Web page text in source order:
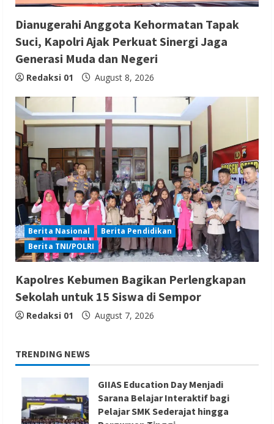
Dianugerahi Anggota Kehormatan Tapak
Suci, Kapolri Ajak Perkuat Sinergi Jaga
Generasi Muda dan Negeri
Redaksi 01 August 8, 2026
Berita Nasional
Berita Pendidikan
Berita TNI/POLRI
Kapolres Kebumen Bagikan Perlengkapan
Sekolah untuk 15 Siswa di Sempor
Redaksi 01 August 7, 2026
TRENDING NEWS
GIIAS Education Day Menjadi
Sarana Belajar Interaktif bagi
Pelajar SMK Sederajat hingga